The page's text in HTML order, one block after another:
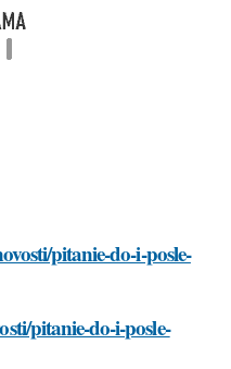
pitanie-do-i-posle-
pitanie-do-i-posle-